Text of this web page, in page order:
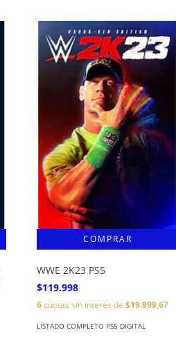
WWE 2K23 PS5
$119.998
6cuotas sin interés de$19.999,67
LISTADO COMPLETO PS5 DIGITAL